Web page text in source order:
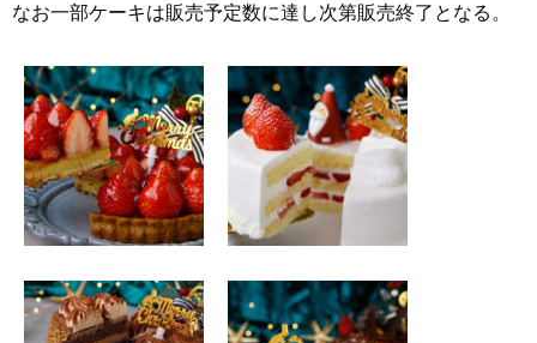
なお一部ケーキは販売予定数に達し次第販売終了となる。